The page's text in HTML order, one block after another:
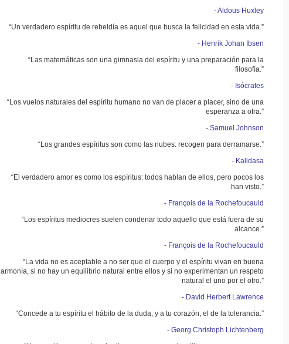
- Aldous Huxley
“Un verdadero espíritu de rebeldía es aquel que busca la felicidad en esta vida.”
- Henrik Johan Ibsen
“Las matemáticas son una gimnasia del espíritu y una preparación para la
filosofía.”
- Isócrates
“Los vuelos naturales del espíritu humano no van de placer a placer, sino de una
esperanza a otra.”
- Samuel Johnson
“Los grandes espíritus son como las nubes: recogen para derramarse.”
- Kalidasa
“El verdadero amor es como los espíritus: todos hablan de ellos, pero pocos los
han visto.”
- François de la Rochefoucauld
“Los espíritus mediocres suelen condenar todo aquello que está fuera de su
alcance.”
- François de la Rochefoucauld
“La vida no es aceptable a no ser que el cuerpo y el espíritu vivan en buena
armonía, si no hay un equilibrio natural entre ellos y si no experimentan un respeto
natural el uno por el otro.”
- David Herbert Lawrence
“Concede a tu espíritu el hábito de la duda, y a tu corazón, el de la tolerancia.”
- Georg Christoph Lichtenberg